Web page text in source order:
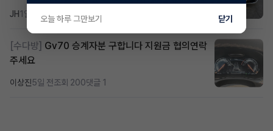
JH1일 전 조회 344 댓글 2
[수다방] Gv70 승계자분 구합니다 지원금 협의연락
주세요
이상진5일 전조회 200댓글 1
오늘 하루 그만보기 닫기